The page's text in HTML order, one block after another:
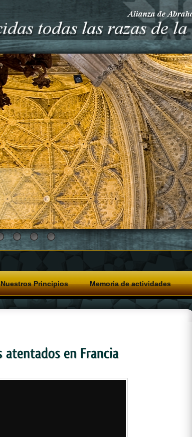
Nuestros Principios Memoria de actividades